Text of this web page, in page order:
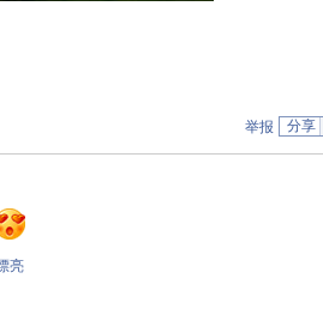
分享
举报
亮